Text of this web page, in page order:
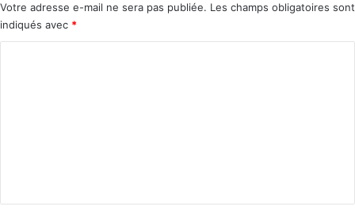
Votre adresse e-mail ne sera pas publiée. Les champs obligatoires sont
indiqués avec *